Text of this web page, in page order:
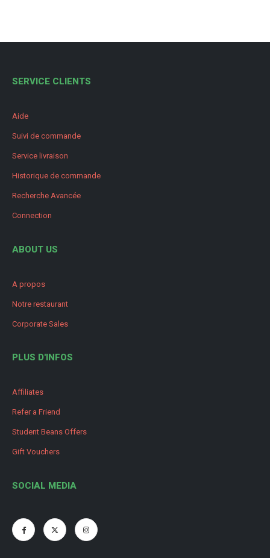
SERVICE CLIENTS
Aide
Suivi de commande
Service livraison
Historique de commande
Recherche Avancée
Connection
ABOUT US
A propos
Notre restaurant
Corporate Sales
PLUS D'INFOS
Affiliates
Refer a Friend
Student Beans Offers
Gift Vouchers
SOCIAL MEDIA